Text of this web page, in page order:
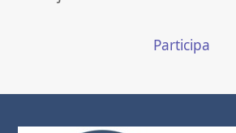
Participa